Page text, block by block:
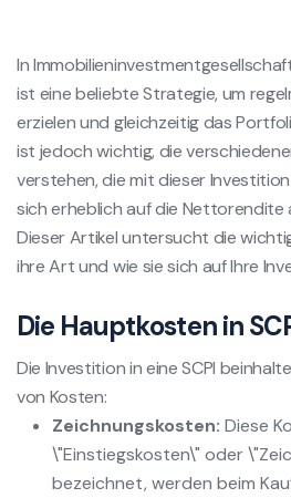
In
ist eine beliebte Strategie, um
erzielen und gleichzeitig das
ist jedoch wichtig, die
verstehen, die mit dieser
sich erheblich auf die Nettorendite
Dieser Artikel untersucht die
ihre Art und wie sie sich auf Ihre
Die Hauptkosten in
Die Investition in eine SCPI
von Kosten:
Zeichnungskosten: Diese
\"Einstiegskosten\" oder
bezeichnet, werden beim